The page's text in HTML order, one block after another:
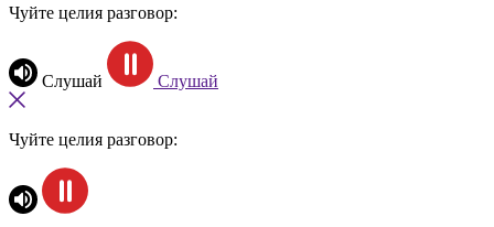
Чуйте целия разговор:
Слушай Слушай
Чуйте целия разговор: